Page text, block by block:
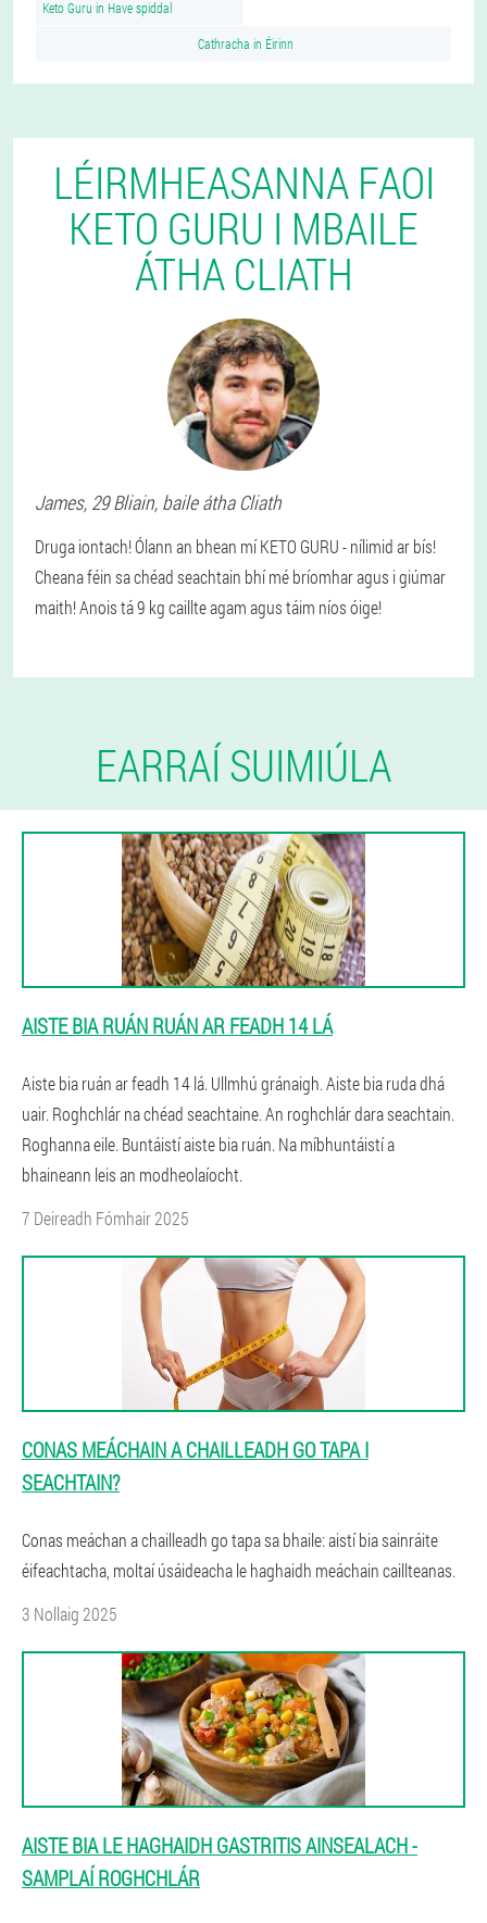
Keto Guru in Have spiddal
Cathracha in Éirinn
LÉIRMHEASANNA FAOI
KETO GURU I MBAILE
ÁTHA CLIATH
James, 29 Bliain, baile átha Cliath
Druga iontach! Ólann an bhean mí KETO GURU - nílimid ar bís!
Cheana féin sa chéad seachtain bhí mé bríomhar agus i giúmar
maith! Anois tá 9 kg caillte agam agus táim níos óige!
EARRAÍ SUIMIÚLA
AISTE BIA RUÁN RUÁN AR FEADH 14 LÁ
Aiste bia ruán ar feadh 14 lá. Ullmhú gránaigh. Aiste bia ruda dhá
uair. Roghchlár na chéad seachtaine. An roghchlár dara seachtain.
Roghanna eile. Buntáistí aiste bia ruán. Na míbhuntáistí a
bhaineann leis an modheolaíocht.
7 Deireadh Fómhair 2025
CONAS MEÁCHAIN ​​A CHAILLEADH GO TAPA I
SEACHTAIN?
Conas meáchan a chailleadh go tapa sa bhaile: aistí bia sainráite
éifeachtacha, moltaí úsáideacha le haghaidh meáchain caillteanas.
3 Nollaig 2025
AISTE BIA LE HAGHAIDH GASTRITIS AINSEALACH -
SAMPLAÍ ROGHCHLÁR